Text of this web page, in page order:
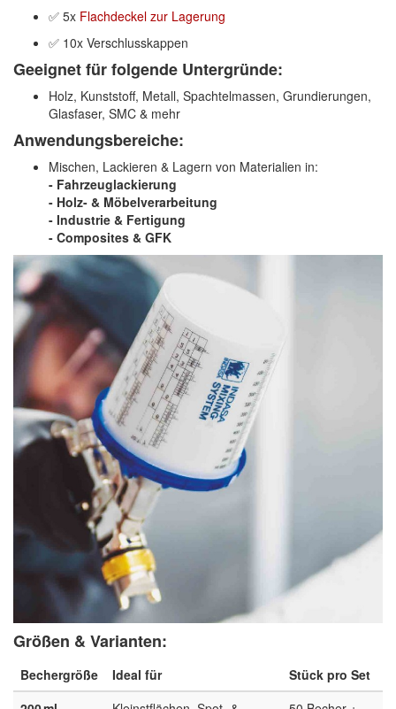
✅ 5x Flachdeckel zur Lagerung
✅ 10x Verschlusskappen
Geeignet für folgende Untergründe:
Holz, Kunststoff, Metall, Spachtelmassen, Grundierungen,
Glasfaser, SMC & mehr
Anwendungsbereiche:
Mischen, Lackieren & Lagern von Materialien in:
- Fahrzeuglackierung
- Holz- & Möbelverarbeitung
- Industrie & Fertigung
- Composites & GFK
Größen & Varianten:
Bechergröße Ideal für
Stück pro Set